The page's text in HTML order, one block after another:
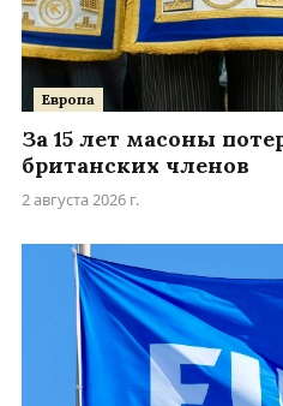
Европа
За 15 лет масоны
британских членов
2 августа 2026 г.